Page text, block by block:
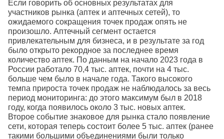
Если говорить об основных результатах для
участников рынка (аптек и аптечных сетей), то
ожидаемого сокращения точек продаж опять не
произошло. Аптечный сегмент остается
привлекательным для бизнеса, и в результате за год
было открыто рекордное за последнее время
количество аптек. По данным на начало 2023 года в
России работало 70,4 тыс. аптек, почти на 4 тыс.
больше чем было в начале года. Такого высокого
темпа прироста точек продаж не наблюдалось за весь
период мониторинга: до этого максимум был в 2018
году, когда появилось около 3 тыс. новых аптек.
Второе событие знаковое для рынка стало появление
сети, которая теперь состоит более 5 тыс. аптек (ранее
такими большими объединениями были только